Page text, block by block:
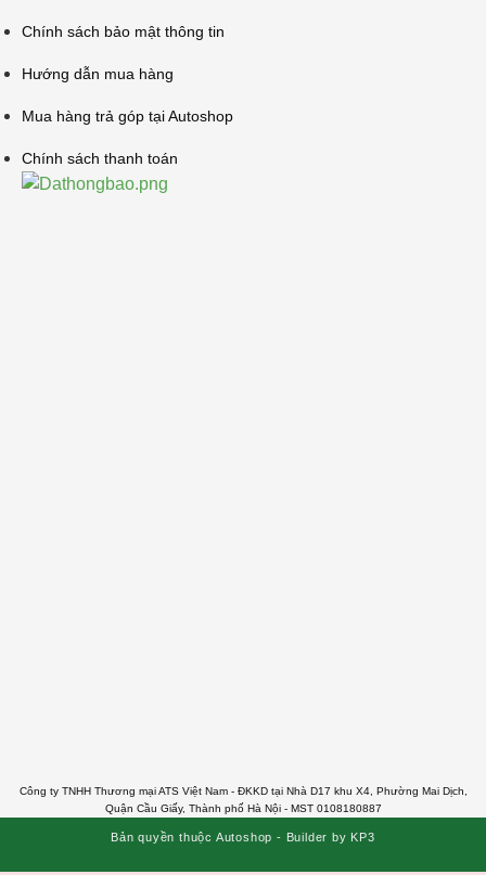
Chính sách bảo mật thông tin
Hướng dẫn mua hàng
Mua hàng trả góp tại Autoshop
Chính sách thanh toán
Công ty TNHH Thương mại ATS Việt Nam - ĐKKD tại Nhà D17 khu X4, Phường Mai Dịch,
Quận Cầu Giấy, Thành phố Hà Nội - MST 0108180887
Bản quyền thuộc Autoshop - Builder by KP3